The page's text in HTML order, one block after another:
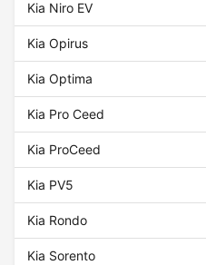
Kia Niro EV
Kia Opirus
Kia Optima
Kia Pro Ceed
Kia ProCeed
Kia PV5
Kia Rondo
Kia Sorento